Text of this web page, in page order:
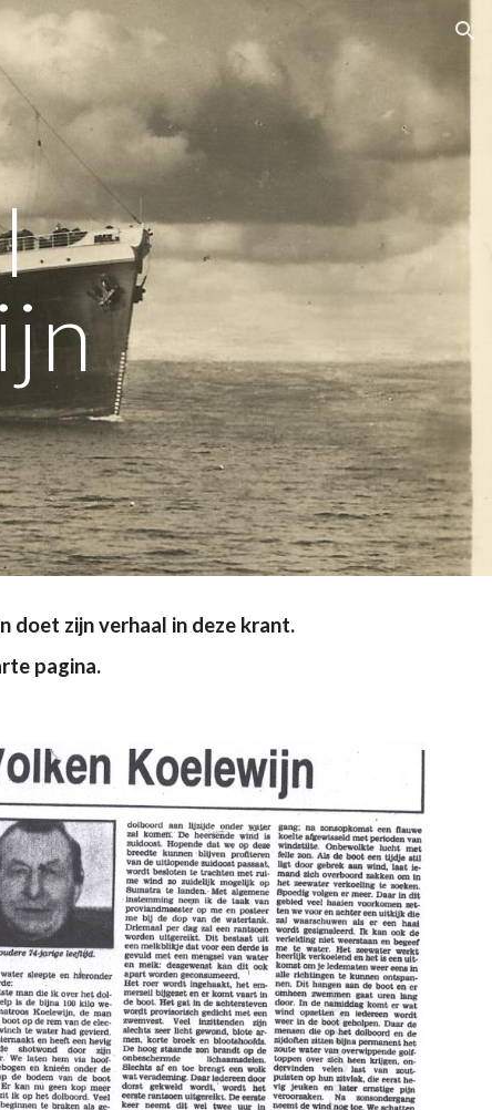
doet zijn verhaal in deze krant.
pagina.